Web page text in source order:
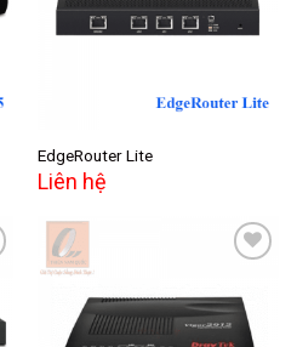
wishlist
EdgeRouter Lite
Liên hệ
Add to
wishlist